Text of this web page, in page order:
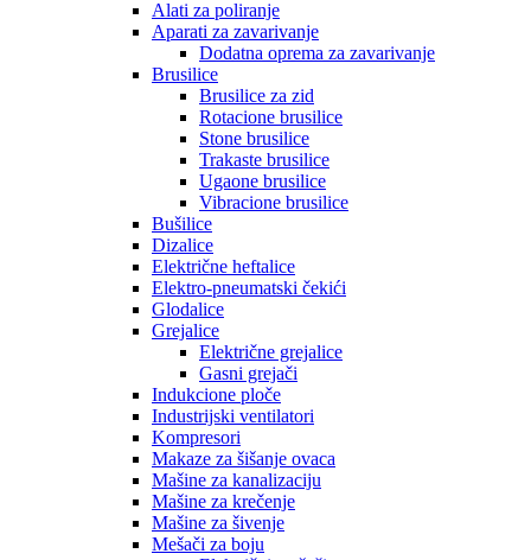
Alati za poliranje
Aparati za zavarivanje
Dodatna oprema za zavarivanje
Brusilice
Brusilice za zid
Rotacione brusilice
Stone brusilice
Trakaste brusilice
Ugaone brusilice
Vibracione brusilice
Bušilice
Dizalice
Električne heftalice
Elektro-pneumatski čekići
Glodalice
Grejalice
Električne grejalice
Gasni grejači
Indukcione ploče
Industrijski ventilatori
Kompresori
Makaze za šišanje ovaca
Mašine za kanalizaciju
Mašine za krečenje
Mašine za šivenje
Mešači za boju